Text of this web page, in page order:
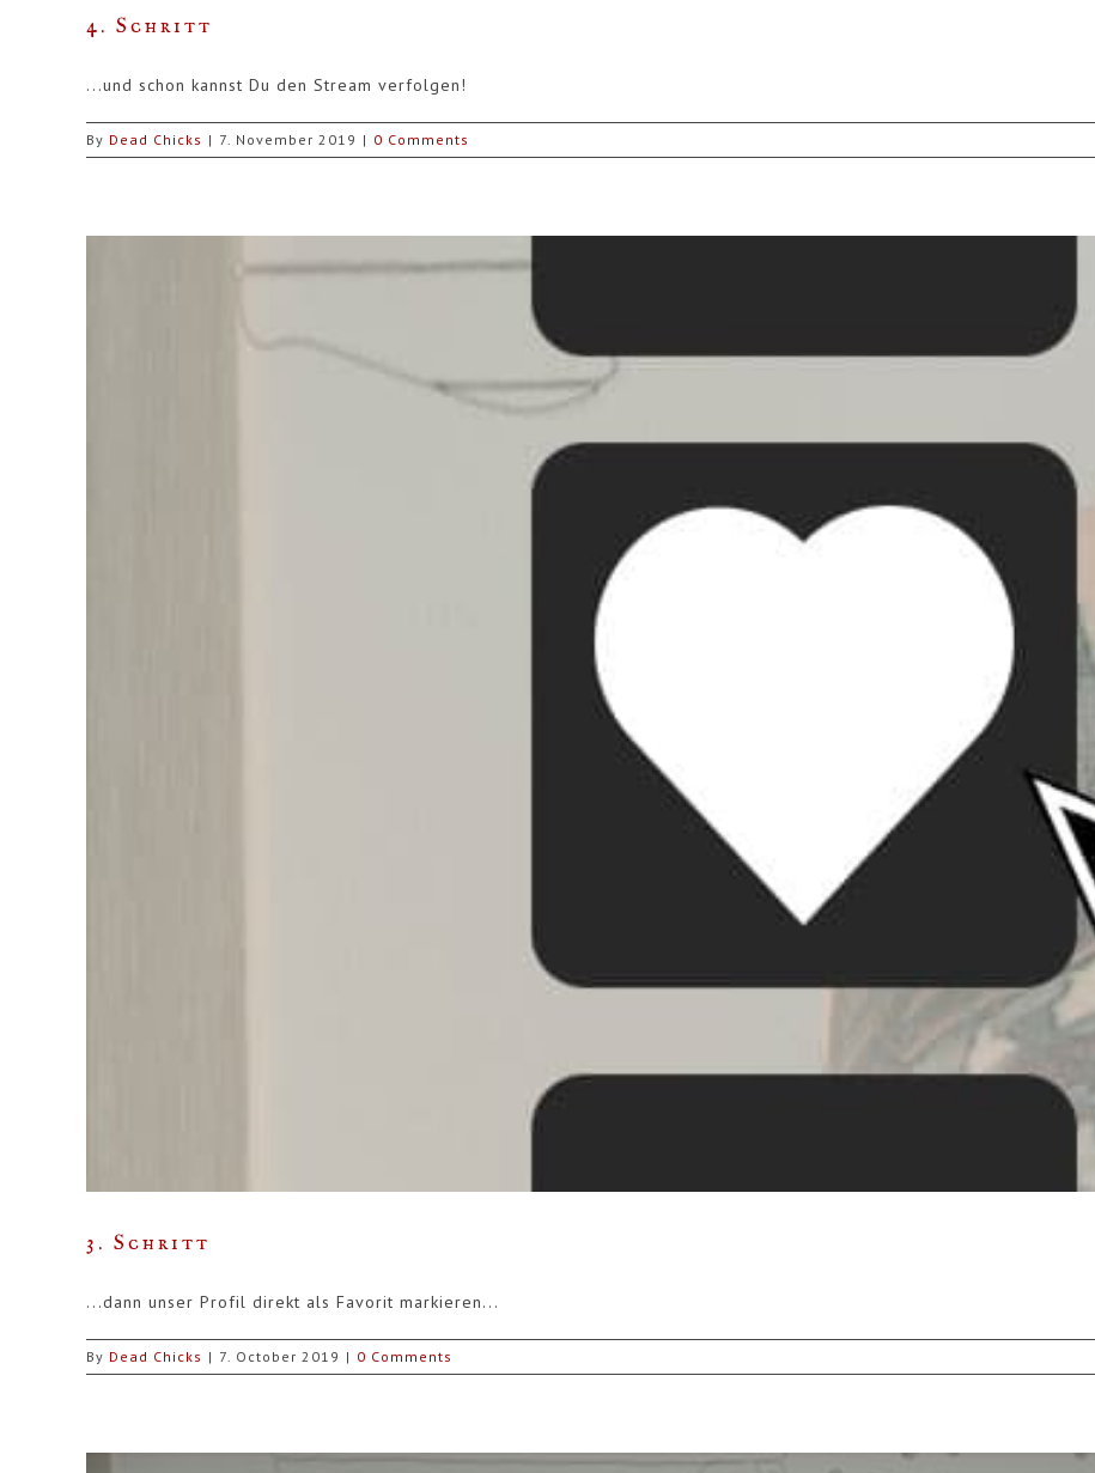
4. Schritt
...und schon kannst Du den Stream verfolgen!
By Dead Chicks | 7. November 2019 | 0 Comments
3. Schritt
...dann unser Profil direkt als Favorit markieren...
By Dead Chicks | 7. October 2019 | 0 Comments